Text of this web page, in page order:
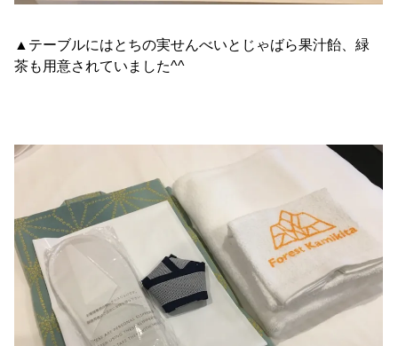
▲テーブルにはとちの実せんべいとじゃばら果汁飴、緑
茶も用意されていました^^